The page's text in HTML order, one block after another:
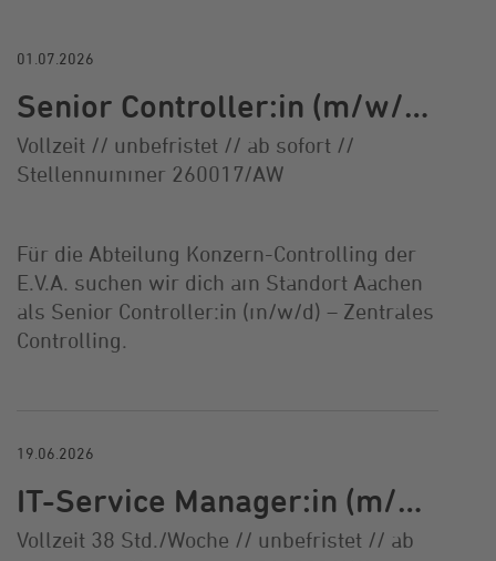
01.07.2026
Senior Controller:in (m/w/d) – Zentrales Controlling
Vollzeit // unbefristet // ab sofort //
Stellennummer 260017/AW
Für die Abteilung Konzern-Controlling der
E.V.A. suchen wir dich am Standort Aachen
als Senior Controller:in (m/w/d) – Zentrales
Controlling.
19.06.2026
IT-Service Manager:in (m/w/d)
Vollzeit 38 Std./Woche // unbefristet // ab